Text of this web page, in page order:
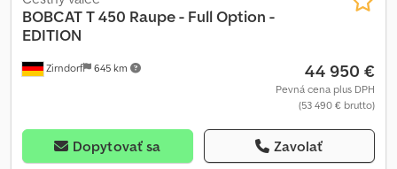
Zirndorf 645 km
BOBCATT 450 Raupe - Full Option -
EDITION
44 950 €
Pevná cena plus DPH
(53 490 € brutto)
Dopytovať sa Zavolať